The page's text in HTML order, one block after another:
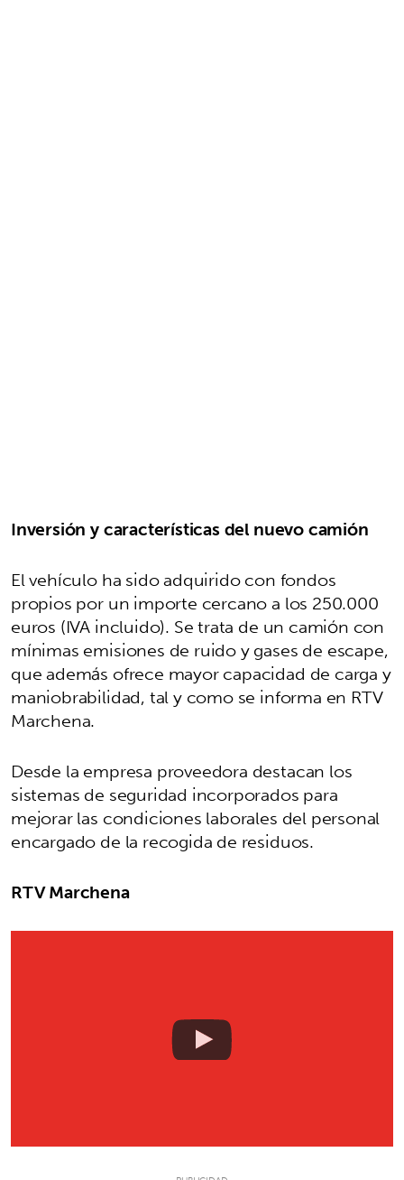
Inversión y características del nuevo camión
El vehículo ha sido adquirido con fondos
propios por un importe cercano a los 250.000
euros (IVA incluido). Se trata de un camión con
mínimas emisiones de ruido y gases de escape,
que además ofrece mayor capacidad de carga y
maniobrabilidad, tal y como se informa en RTV
Marchena.
Desde la empresa proveedora destacan los
sistemas de seguridad incorporados para
mejorar las condiciones laborales del personal
encargado de la recogida de residuos.
RTV Marchena